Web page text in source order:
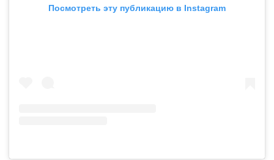
Посмотреть эту публикацию в Instagram